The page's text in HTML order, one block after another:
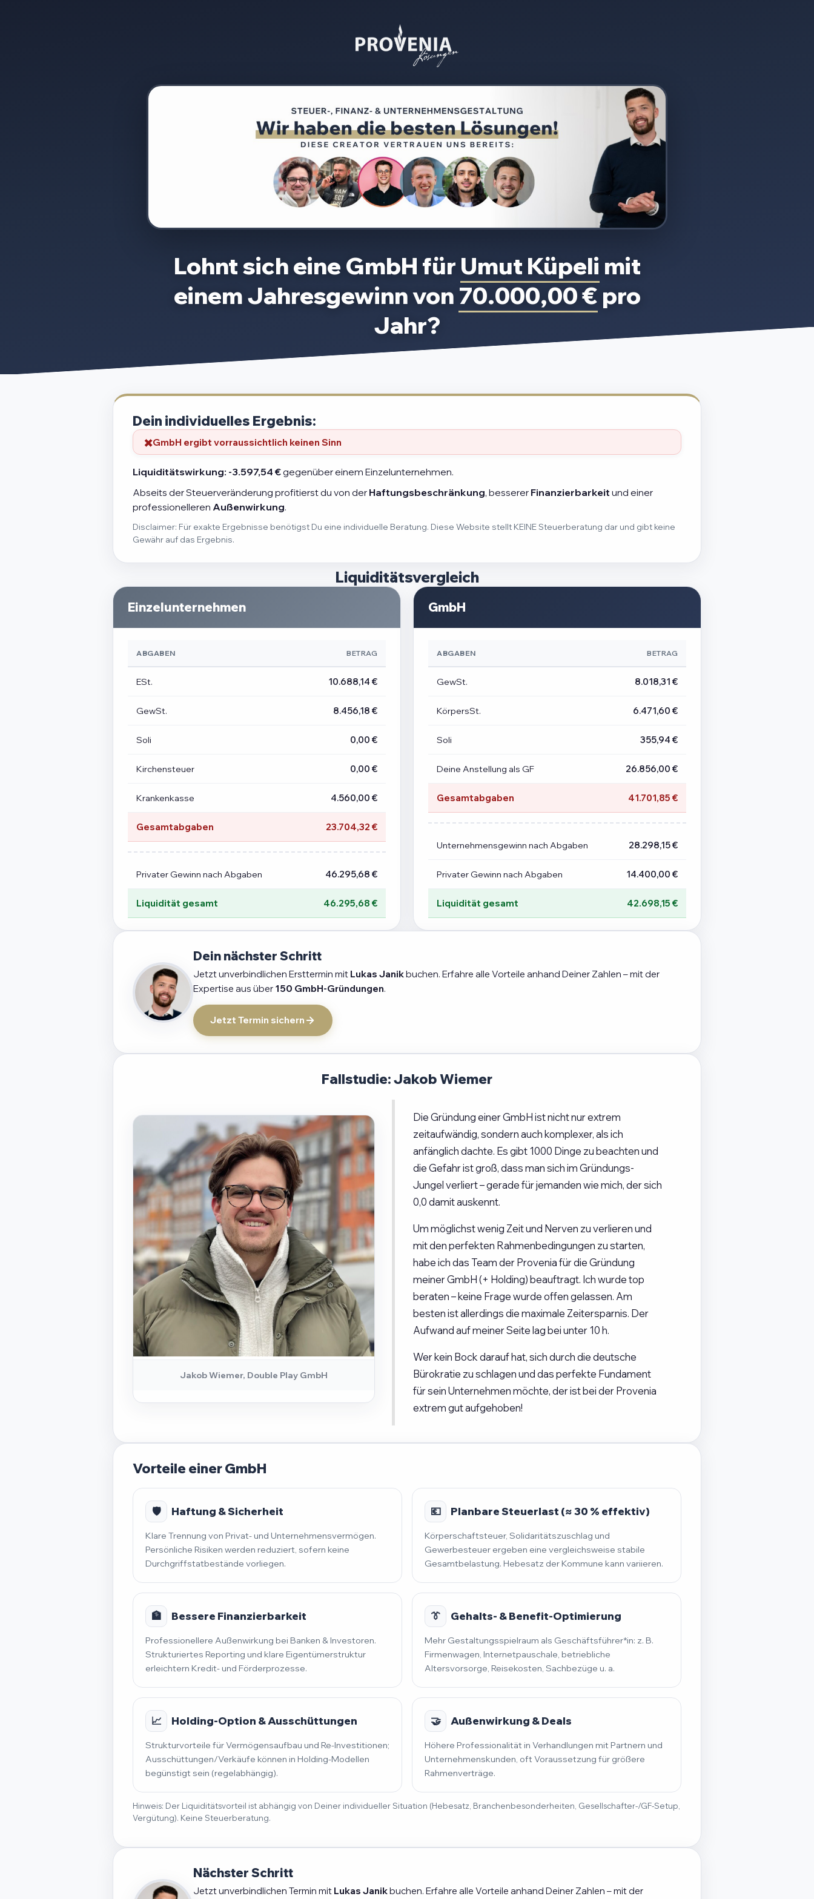
Lohnt sich eine GmbH für Umut Küpeli mit
einem Jahresgewinn von 70.000,00 € pro
Jahr?
Dein individuelles Ergebnis:
GmbH ergibt vorraussichtlich keinen Sinn
Liquiditätswirkung: -3.597,54 €gegenüber einem Einzelunternehmen.
Abseits der Steuerveränderung profitierst du von der Haftungsbeschränkung, besserer Finanzierbarkeit und einer
professionelleren Außenwirkung.
Disclaimer: Für exakte Ergebnisse benötigst Du eine individuelle Beratung. Diese Website stellt KEINE Steuerberatung dar und gibt keine
Gewähr auf das Ergebnis.
Liquiditätsvergleich
Einzelunternehmen
ABGABEN BETRAG
ESt. 10.688,14 €
GewSt. 8.456,18 €
Soli 0,00 €
Kirchensteuer 0,00 €
Krankenkasse 4.560,00 €
Gesamtabgaben 23.704,32 €
Privater Gewinn nach Abgaben 46.295,68 €
Liquidität gesamt 46.295,68 €
GmbH
ABGABEN BETRAG
GewSt. 8.018,31 €
KörpersSt. 6.471,60 €
Soli 355,94 €
Deine Anstellung als GF 26.856,00 €
Gesamtabgaben 41.701,85 €
Unternehmensgewinn nach Abgaben 28.298,15 €
Privater Gewinn nach Abgaben 14.400,00 €
Liquidität gesamt 42.698,15 €
Dein nächster Schritt
Jetzt unverbindlichen Ersttermin mit Lukas Janikbuchen. Erfahre alle Vorteile anhand Deiner Zahlen – mit der
Expertise aus über 150 GmbH-Gründungen.
Jetzt Termin sichern
Fallstudie: Jakob Wiemer
Jakob Wiemer, Double Play GmbH
Die Gründung einer GmbH ist nicht nur extrem
zeitaufwändig, sondern auch komplexer, als ich
anfänglich dachte. Es gibt 1000 Dinge zu beachten und
die Gefahr ist groß, dass man sich im Gründungs-
Jungel verliert – gerade für jemanden wie mich, der sich
0,0 damit auskennt.
Um möglichst wenig Zeit und Nerven zu verlieren und
mit den perfekten Rahmenbedingungen zu starten,
habe ich das Team der Provenia für die Gründung
meiner GmbH (+ Holding) beauftragt. Ich wurde top
beraten – keine Frage wurde offen gelassen. Am
besten ist allerdings die maximale Zeitersparnis. Der
Aufwand auf meiner Seite lag bei unter 10 h.
Wer kein Bock darauf hat, sich durch die deutsche
Bürokratie zu schlagen und das perfekte Fundament
für sein Unternehmen möchte, der ist bei der Provenia
extrem gut aufgehoben!
Vorteile einer GmbH
🛡️ Haftung & Sicherheit
Klare Trennung von Privat- und Unternehmensvermögen.
Persönliche Risiken werden reduziert, sofern keine
Durchgriffstatbestände vorliegen.
💶 Planbare Steuerlast (≈ 30 % effektiv)
Körperschaftsteuer, Solidaritätszuschlag und
Gewerbesteuer ergeben eine vergleichsweise stabile
Gesamtbelastung. Hebesatz der Kommune kann variieren.
🏦 Bessere Finanzierbarkeit
Professionellere Außenwirkung bei Banken & Investoren.
Strukturiertes Reporting und klare Eigentümerstruktur
erleichtern Kredit- und Förderprozesse.
👔 Gehalts- & Benefit-Optimierung
Mehr Gestaltungsspielraum als Geschäftsführer*in: z. B.
Firmenwagen, Internetpauschale, betriebliche
Altersvorsorge, Reisekosten, Sachbezüge u. a.
📈 Holding-Option & Ausschüttungen
Strukturvorteile für Vermögensaufbau und Re-Investitionen;
Ausschüttungen/Verkäufe können in Holding-Modellen
begünstigt sein (regelabhängig).
🤝 Außenwirkung & Deals
Höhere Professionalität in Verhandlungen mit Partnern und
Unternehmenskunden, oft Voraussetzung für größere
Rahmenverträge.
Hinweis: Der Liquiditätsvorteil ist abhängig von Deiner individueller Situation (Hebesatz, Branchenbesonderheiten, Gesellschafter-/GF-Setup,
Vergütung). Keine Steuerberatung.
Nächster Schritt
Jetzt unverbindlichen Termin mit Lukas Janikbuchen. Erfahre alle Vorteile anhand Deiner Zahlen – mit der